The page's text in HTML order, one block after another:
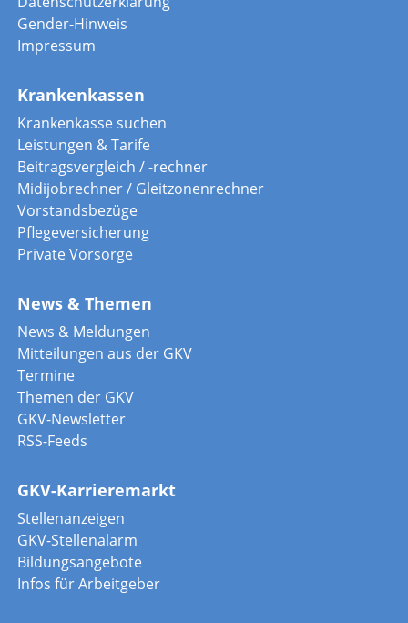
Gender-Hinweis
Impressum
Krankenkassen
Krankenkasse suchen
Leistungen & Tarife
Beitragsvergleich / -rechner
Midijobrechner / Gleitzonenrechner
Vorstandsbezüge
Pflegeversicherung
Private Vorsorge
News & Themen
News & Meldungen
Mitteilungen aus der GKV
Termine
Themen der GKV
GKV-Newsletter
RSS-Feeds
GKV-Karrieremarkt
Stellenanzeigen
GKV-Stellenalarm
Bildungsangebote
Infos für Arbeitgeber